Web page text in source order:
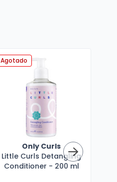
Agotado
Only Curls
Little Curls Detangling
Conditioner - 200 ml